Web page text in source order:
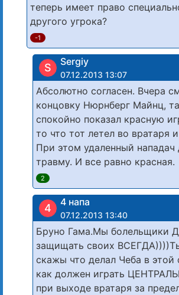
теперь имеет право
другого угрока?
-1
S Sergiy
07.12.2013 13:07
Абсолютно согласен. Вчера
концовку Нюрнберг Майнц,
спокойно показал красную
то что тот летел во вратаря
При этом удаленный нападач
травму. И все равно красная.
2
4 4 напа
07.12.2013 13:40
Бруно Гама.Мы болельщики
защищать своих
скажы что делал Чеба в этой
как должен играть
при выходе вратаря за